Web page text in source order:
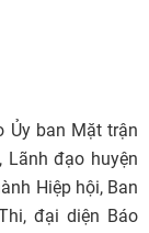
Ủy ban Mặt trận
Lãnh đạo huyện
Hiệp hội, Ban
đại diện Báo